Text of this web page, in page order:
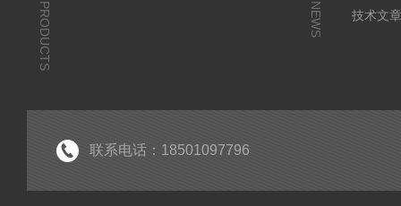
PRODUCTS NEWS
技术文
联系电话：18501097796